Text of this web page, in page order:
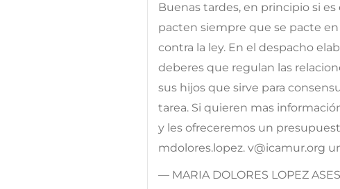
Buenas tardes, en principio si
pacten siempre que se pacte
contra la ley. En el despacho
deberes que regulan las
sus hijos que sirve para
tarea. Si quieren mas
y les ofreceremos un
mdolores.lopez. v@icamur.org
— MARIA DOLORES LOPEZ